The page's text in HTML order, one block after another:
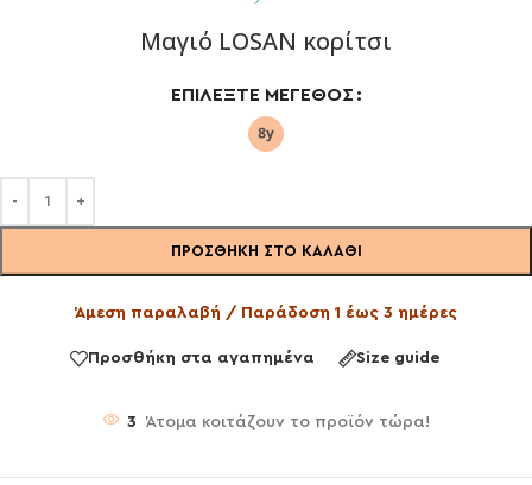
Μαγιό LOSAN κορίτσι
ΕΠΙΛΈΞΤΕ ΜΈΓΕΘΟΣ
ΠΡΟΣΘΉΚΗ ΣΤΟ ΚΑΛΆΘΙ
Άμεση παραλαβή / Παράδοση 1 έως 3 ημέρες
Προσθήκη στα αγαπημένα Size guide
3 Άτομα κοιτάζουν το προϊόν τώρα!